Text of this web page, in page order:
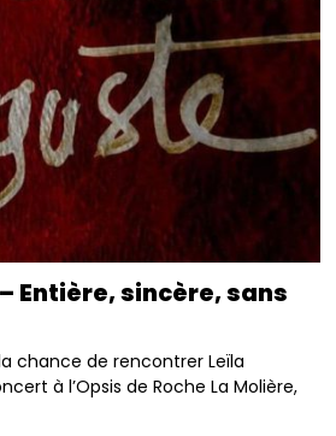
Entière, sincère, sans
chance de rencontrer Leïla
à l’Opsis de Roche La Molière,